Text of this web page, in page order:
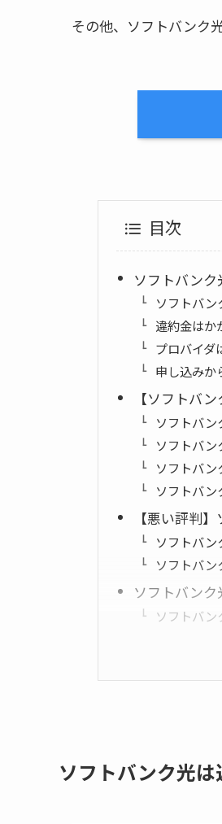
その他、ソフトバンク
目次
ソフトバンク
ソフトバン
違約金はか
プロバイダ
申し込みか
【ソフトバ
ソフトバン
ソフトバン
ソフトバン
ソフトバン
【悪い評判
ソフトバン
ソフトバン
ソフトバン
ソフトバン
ソフトバンク光